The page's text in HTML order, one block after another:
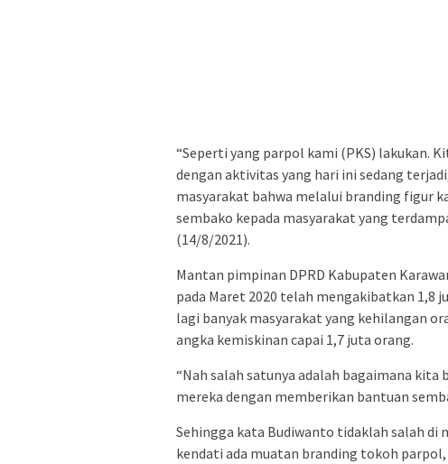
“Seperti yang parpol kami (PKS) lakukan.
dengan aktivitas yang hari ini sedang
masyarakat bahwa melalui branding figur
sembako kepada masyarakat yang
(14/8/2021).
Mantan pimpinan DPRD Kabupaten
pada Maret 2020 telah mengakibatkan 1,8
lagi banyak masyarakat yang kehilangan
angka kemiskinan capai 1,7 juta orang.
“Nah salah satunya adalah bagaimana
mereka dengan memberikan bantuan
Sehingga kata Budiwanto tidaklah salah
kendati ada muatan branding tokoh